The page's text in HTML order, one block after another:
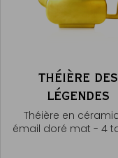
THÉIÈRE DES
LÉGENDES
Théière en
émail doré mat - 4